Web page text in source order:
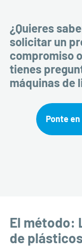
¿Quieres
solicitar un
compromiso o
tienes
máquinas de
Ponte
El método:
de